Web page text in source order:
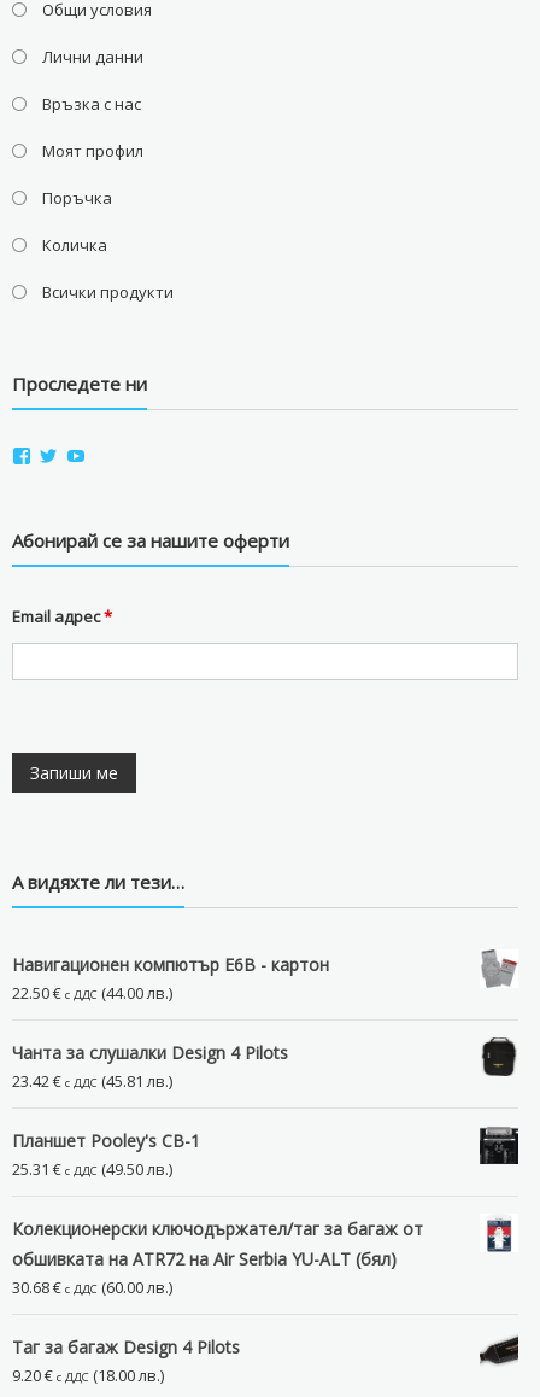
Общи условия
Лични данни
Връзка с нас
Моят профил
Поръчка
Количка
Всички продукти
Проследете ни
View
Facebook
View
Twitter
View
YouTube
Абонирай се за нашите оферти
Email адрес*
А видяхте ли тези…
Навигационен компютър E6B - картон
22.50€ с ДДС (44.00 лв.)
Чанта за слушалки Design 4 Pilots
23.42€ с ДДС (45.81 лв.)
Планшет Pooley's CB-1
25.31 € с ДДС (49.50 лв.)
Колекционерски ключодържател/таг за багаж от
обшивката на ATR72 на Air Serbia YU-ALT (бял)
30.68€ с ДДС (60.00 лв.)
Таг за багаж Design 4 Pilots
9.20€ с ДДС (18.00 лв.)